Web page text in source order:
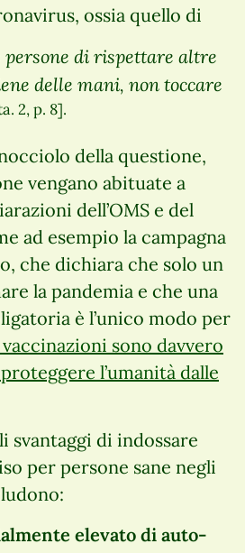
ossia quello di
di rispettare altre
delle mani, non toccare
2, p. 8].
della questione,
vengano abituate a
dell’OMS e del
ad esempio la campagna
che dichiara che solo un
la pandemia e che una
è l’unico modo per
sono davvero
l’umanità dalle
svantaggi di indossare
per persone sane negli
elevato di auto-